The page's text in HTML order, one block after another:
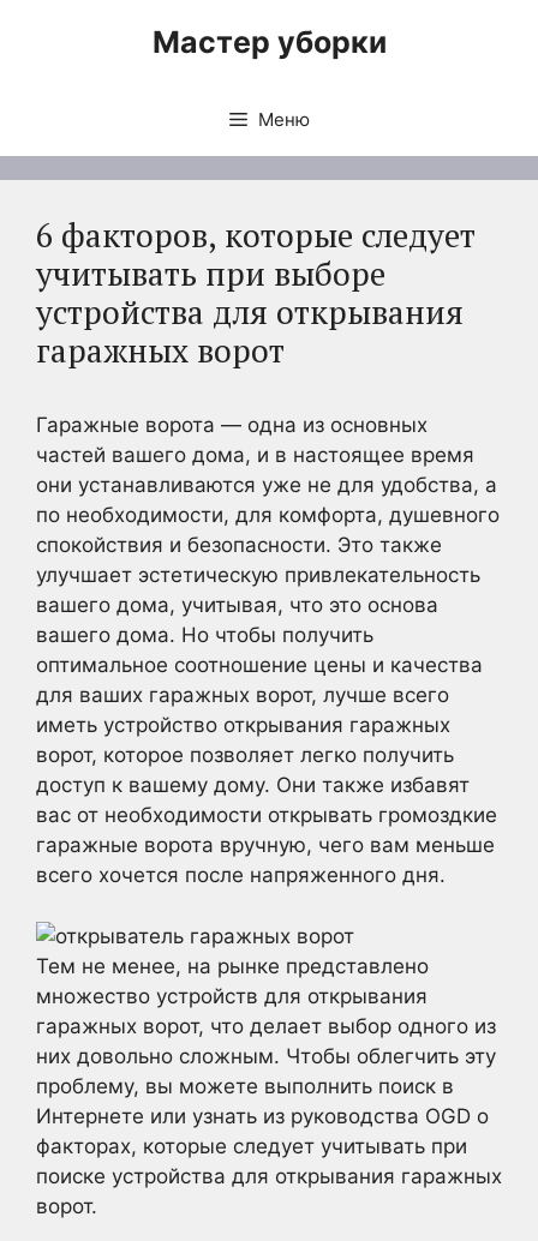
Мастер уборки
Меню
6 факторов, которые следует
учитывать при выборе
устройства для открывания
гаражных ворот
Гаражные ворота — одна из основных
частей вашего дома, и в настоящее время
они устанавливаются уже не для удобства, а
по необходимости, для комфорта, душевного
спокойствия и безопасности. Это также
улучшает эстетическую привлекательность
вашего дома, учитывая, что это основа
вашего дома. Но чтобы получить
оптимальное соотношение цены и качества
для ваших гаражных ворот, лучше всего
иметь устройство открывания гаражных
ворот, которое позволяет легко получить
доступ к вашему дому. Они также избавят
вас от необходимости открывать громоздкие
гаражные ворота вручную, чего вам меньше
всего хочется после напряженного дня.
Тем не менее, на рынке представлено
множество устройств для открывания
гаражных ворот, что делает выбор одного из
них довольно сложным. Чтобы облегчить эту
проблему, вы можете выполнить поиск в
Интернете или узнать из руководства OGD о
факторах, которые следует учитывать при
поиске устройства для открывания гаражных
ворот.